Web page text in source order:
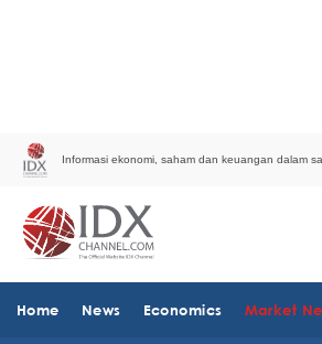
Informasi ekonomi, saham dan keuangan dalam
Home News Economics Market